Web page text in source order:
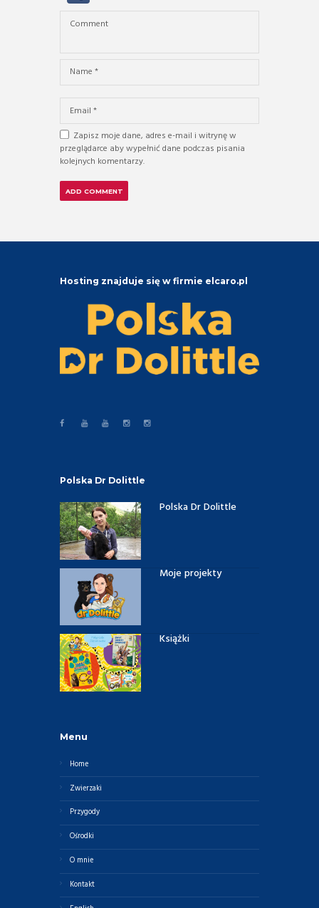
Zapisz moje dane, adres e-mail i witrynę w
przeglądarce aby wypełnić dane podczas pisania
kolejnych komentarzy.
Hosting znajduje się w firmie elcaro.pl
Polska Dr Dolittle
Polska Dr Dolittle
Moje projekty
Książki
Menu
Home
Zwierzaki
Przygody
Ośrodki
O mnie
Kontakt